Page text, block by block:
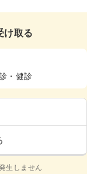
け取る
・健診
生しません